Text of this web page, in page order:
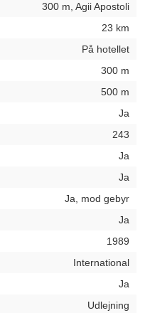
300 m, Agii Apostoli
23 km
På hotellet
300 m
500 m
Ja
243
Ja
Ja
Ja, mod gebyr
Ja
1989
International
Ja
Udlejning